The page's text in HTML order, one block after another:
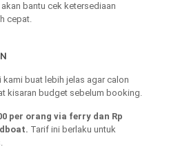
bantu cek ketersediaan
cepat.
kami buat lebih jelas agar calon
kisaran budget sebelum booking.
per orang via ferry dan Rp
Tarif ini berlaku untuk